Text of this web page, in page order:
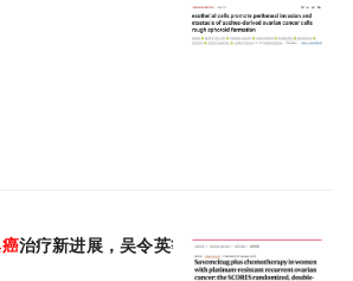
治疗新进展，吴令英等公布苏维西塔单抗Ⅲ